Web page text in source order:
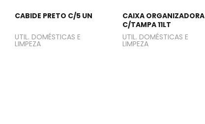
CABIDE PRETO C/5 UN
UTIL. DOMÉSTICAS E
LIMPEZA
CAIXA ORGANIZADORA
C/TAMPA 11LT
UTIL. DOMÉSTICAS E
LIMPEZA